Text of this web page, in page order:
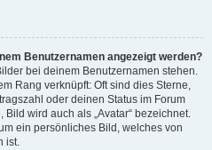
Benutzernamen angezeigt werden?
bei deinem Benutzernamen stehen.
Rang verknüpft: Oft sind dies Sterne,
oder deinen Status im Forum
wird auch als „Avatar“ bezeichnet.
ein persönliches Bild, welches von
ist.